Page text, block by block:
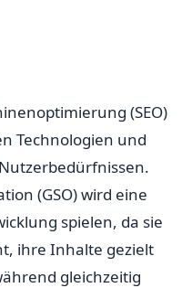
(SEO)
Technologien und
(GSO) wird eine
spielen, da sie
ihre Inhalte gezielt
gleichzeitig